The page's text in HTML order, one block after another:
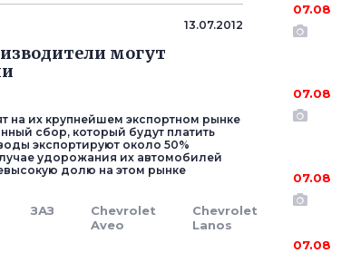
13.07.2012
могут
на их крупнейшем экспортном рынке
сбор, который будут платить
экспортируют около 50%
удорожания их автомобилей
долю на этом рынке
ЗАЗ
Chevrolet
Aveo
Chevrolet
Lanos
07.08
07.08
07.08
07.08